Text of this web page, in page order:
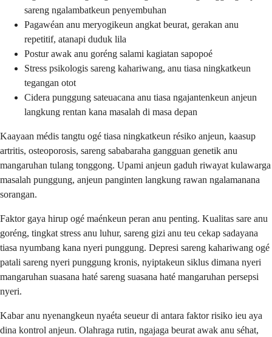
sareng ngalambatkeun penyembuhan
Pagawéan anu meryogikeun angkat beurat, gerakan anu
repetitif, atanapi duduk lila
Postur awak anu goréng salami kagiatan sapopoé
Stress psikologis sareng kahariwang, anu tiasa ningkatkeun
tegangan otot
Cidera punggung sateuacana anu tiasa ngajantenkeun anjeun
langkung rentan kana masalah di masa depan
Kaayaan médis tangtu ogé tiasa ningkatkeun résiko anjeun, kaasup
artritis, osteoporosis, sareng sababaraha gangguan genetik anu
mangaruhan tulang tonggong. Upami anjeun gaduh riwayat kulawarga
masalah punggung, anjeun panginten langkung rawan ngalamanana
sorangan.
Faktor gaya hirup ogé maénkeun peran anu penting. Kualitas sare anu
goréng, tingkat stress anu luhur, sareng gizi anu teu cekap sadayana
tiasa nyumbang kana nyeri punggung. Depresi sareng kahariwang ogé
patali sareng nyeri punggung kronis, nyiptakeun siklus dimana nyeri
mangaruhan suasana haté sareng suasana haté mangaruhan persepsi
nyeri.
Kabar anu nyenangkeun nyaéta seueur di antara faktor risiko ieu aya
dina kontrol anjeun. Olahraga rutin, ngajaga beurat awak anu séhat,